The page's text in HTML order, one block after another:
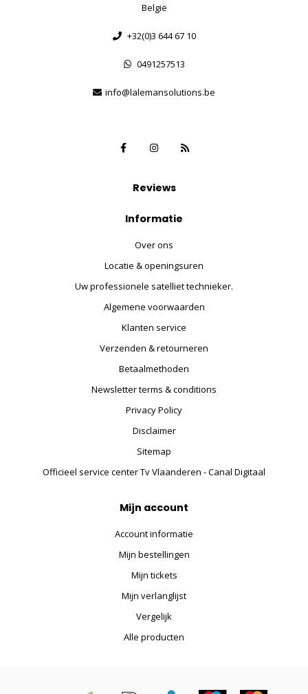
België
+32(0)3 644 67 10
0491257513
info@lalemansolutions.be
Reviews
Informatie
Over ons
Locatie & openingsuren
Uw professionele satelliet technieker.
Algemene voorwaarden
Klanten service
Verzenden & retourneren
Betaalmethoden
Newsletter terms & conditions
Privacy Policy
Disclaimer
Sitemap
Officieel service center Tv Vlaanderen - Canal Digitaal
Mijn account
Account informatie
Mijn bestellingen
Mijn tickets
Mijn verlanglijst
Vergelijk
Alle producten